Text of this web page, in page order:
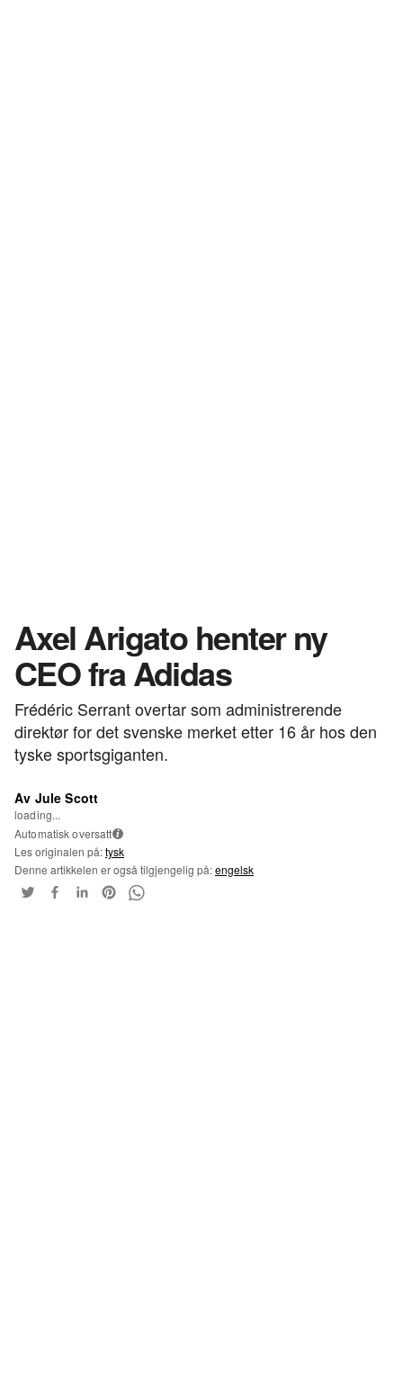
Axel Arigato henter ny
CEO fra Adidas
Frédéric Serrant overtar som administrerende
direktør for det svenske merket etter 16 år hos den
tyske sportsgiganten.
Av Jule Scott
loading...
Automatisk oversatt i
Les originalen på:tysk
Denne artikkelen er også tilgjengelig på:engelsk